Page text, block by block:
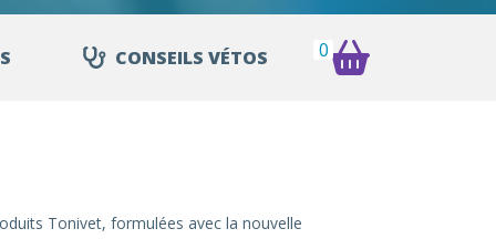
CONSEILS VÉTOS 0
Tonivet, formulées avec la nouvelle